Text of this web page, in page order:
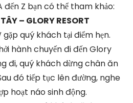
Z bạn có thể tham khảo:
– GLORY RESORT
gặp quý khách tại điểm hẹn.
hành chuyến đi đến Glory
đi, quý khách dừng chân ăn
đó tiếp tục lên đường, nghe
hoạt náo sinh động.